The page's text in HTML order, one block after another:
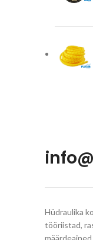
Hüdraulika
tööriistad,
määrdeained.